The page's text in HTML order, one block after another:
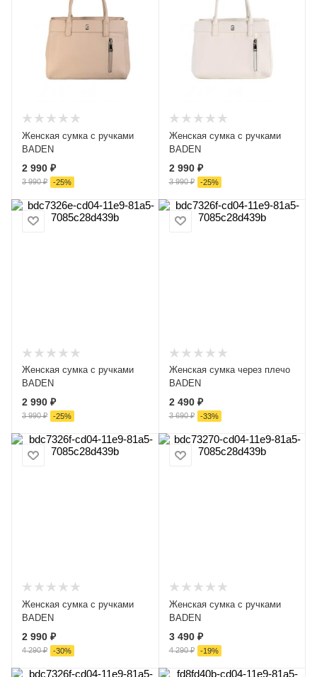
Женская сумка с ручками
BADEN
2 990 ₽
3 990 ₽ -25%
Женская сумка с ручками
BADEN
2 990 ₽
3 990 ₽ -25%
Женская сумка с ручками
BADEN
2 990 ₽
3 990 ₽ -25%
Женская сумка через плечо
BADEN
2 490 ₽
3 690 ₽ -33%
Женская сумка с ручками
BADEN
2 990 ₽
4 290 ₽ -30%
Женская сумка с ручками
BADEN
3 490 ₽
4 290 ₽ -19%